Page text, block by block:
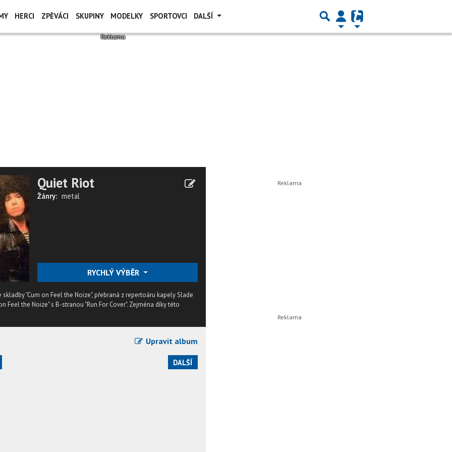
HERCI ZPĚVÁCI SKUPINY MODELKY SPORTOVCI DALŠÍ
Quiet Riot
Žánry: metal
RYCHLÝ VÝBĚR
"Cum on Feel the Noize", přebraná z repertoáru kapely Slade
Feel the Noize" s B-stranou "Run For Cover". Zejména díky této
Upravit album
DALŠÍ